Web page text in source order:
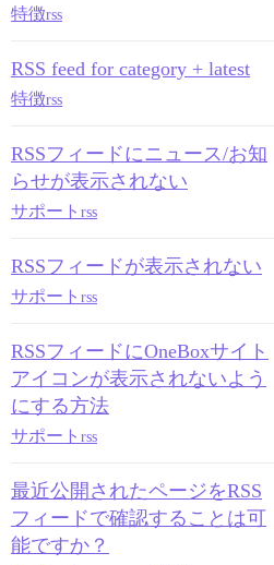
特徴rss
RSS feed for category + latest
特徴rss
RSSフィードにニュース/お知
らせが表示されない
サポート rss
RSSフィードが表示されない
サポート rss
RSSフィードにOneBoxサイト
アイコンが表示されないよう
にする方法
サポート rss
最近公開されたページをRSS
フィードで確認することは可
能ですか？